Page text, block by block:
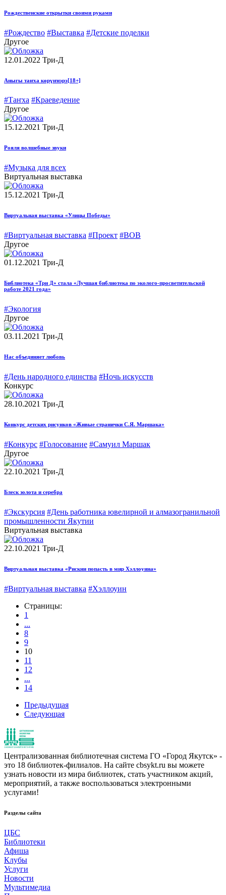
Рождественские открытки своими руками
#Рождество #Выставка #Детские поделки
Другое
12.01.2022 Три-Д
Аныгы таҥха көрүҥнэрэ[18+]
#Таҥха #Краеведение
Другое
15.12.2021 Три-Д
Рояля волшебные звуки
#Музыка для всех
Виртуальная выставка
15.12.2021 Три-Д
Виртуальная выставка «Улицы Победы»
#Виртуальная выставка #Проект #ВОВ
Другое
01.12.2021 Три-Д
Библиотека «Три Д» стала «Лучшая библиотека по эколого-просветительской
работе 2021 года»
#Экология
Другое
03.11.2021 Три-Д
Нас объединяет любовь
#День народного единства #Ночь искусств
Конкурс
28.10.2021 Три-Д
Конкурс детских рисунков «Живые странички С.Я. Маршака»
#Конкурс #Голосование #Самуил Маршак
Другое
22.10.2021 Три-Д
Блеск золота и серебра
#Экскурсия #День работника ювелирной и алмазогранильной
промышленности Якутии
Виртуальная выставка
22.10.2021 Три-Д
Виртуальная выставка «Рискни попасть в мир Хэллоуина»
#Виртуальная выставка #Хэллоуин
Страницы:
1
...
8
9
10
11
12
...
14
Предыдущая
Следующая
Централизованная библиотечная система ГО «Город Якутск» -
это 18 библиотек-филиалов. На сайте cbsykt.ru вы можете
узнать новости из мира библиотек, стать участником акций,
мероприятий, а также воспользоваться электронными
услугами!
Разделы сайта
ЦБС
Библиотеки
Афиша
Клубы
Услуги
Новости
Мультимедиа